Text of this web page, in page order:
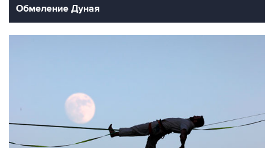
Обмеление Дуная